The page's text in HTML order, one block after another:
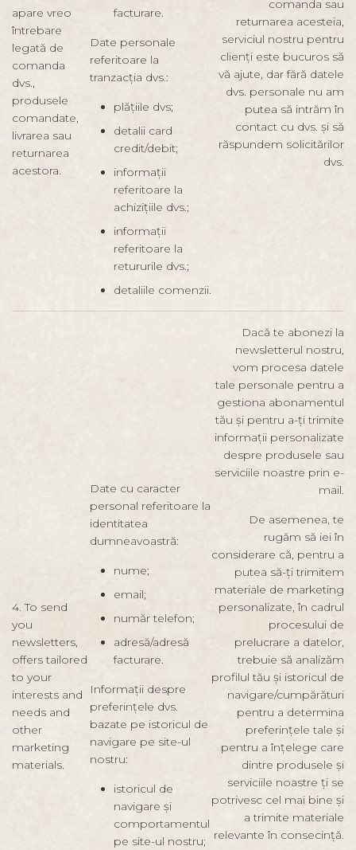
apare vreo
întrebare
legată de
comanda
dvs.,
produsele
comandate,
livrarea sau
returnarea
acestora.
facturare.
Date personale
referitoare la
tranzacția dvs.:
plățiile dvs;
detalii card
credit/debit;
informații
referitoare la
achizițiile dvs.;
informații
referitoare la
retururile dvs.;
detaliile comenzii.
comanda sau
returnarea acesteia,
serviciul nostru pentru
clienți este bucuros să
vă ajute, dar fără datele
dvs. personale nu am
putea să intrăm în
contact cu dvs. și să
răspundem solicitărilor
dvs.
4. To send
you
newsletters,
offers tailored
to your
interests and
needs and
other
marketing
materials.
Date cu caracter
personal referitoare la
identitatea
dumneavoastră:
nume;
email;
număr telefon;
adresă/adresă
facturare.
Informații despre
preferințele dvs.
bazate pe istoricul de
navigare pe site-ul
nostru:
istoricul de
navigare și
comportamentul
pe site-ul nostru;
Dacă te abonezi la
newsletterul nostru,
vom procesa datele
tale personale pentru a
gestiona abonamentul
tău și pentru a-ți trimite
informații personalizate
despre produsele sau
serviciile noastre prin e-
mail.
De asemenea, te
rugăm să iei în
considerare că, pentru a
putea să-ți trimitem
materiale de marketing
personalizate, în cadrul
procesului de
prelucrare a datelor,
trebuie să analizăm
profilul tău și istoricul de
navigare/cumpărături
pentru a determina
preferințele tale și
pentru a înțelege care
dintre produsele și
serviciile noastre ți se
potrivesc cel mai bine și
a trimite materiale
relevante în consecință.